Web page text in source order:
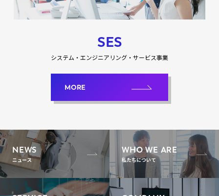
SES
システム・エンジニアリング・サービス事業
MORE
NEWS
ニュース
WHO WE ARE
私たちについて